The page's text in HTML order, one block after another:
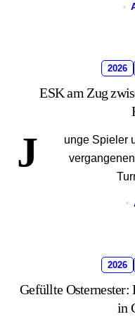
2026
ESK am Zug
J
unge Spieler
2026
Gefüllte
in